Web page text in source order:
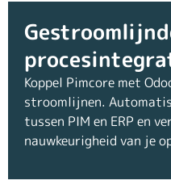
Koppel Pimcore met
stroomlijnen.
tussen PIM en ERP en
nauwkeurigheid van je